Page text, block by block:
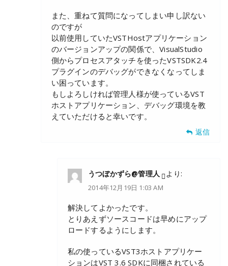
また、重ねて質問になってしまい申し訳ない
のですが
以前使用していたVSTHostアプリケーション
のバージョンアップの関係で、VisualStudio
側からプロセスアタッチを使ったVSTSDK2.4
プラグインのデバッグができなくなってしま
い困っています。
もしよろしければ管理人様が使っているVST
ホストアプリケーション、デバッグ環境を教
えていただけると幸いです。
返信
うつぼかずら@管理人 より:
2014年12月19日 1:03 AM
解決してよかったです。
とりあえずソースコードは早めにアップ
ロードするようにします。
私の使っているVST3ホストアプリケー
ションはVST 3.6 SDKに同梱されている